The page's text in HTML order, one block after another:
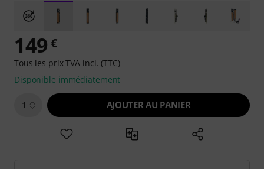
149 €
Tous les prix TVA incl. (TTC)
Disponible immédiatement
1 AJOUTER AU PANIER